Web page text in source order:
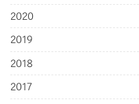
2020
2019
2018
2017